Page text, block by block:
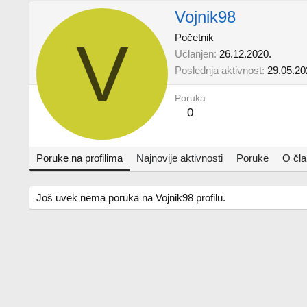
V
Vojnik98
Početnik
Učlanjen 26.12.2020.
Poslednja aktivnost
Poruka
0
Poruke na profilima Najnovije aktivnosti Poruke O
Još uvek nema poruka na Vojnik98 profilu.